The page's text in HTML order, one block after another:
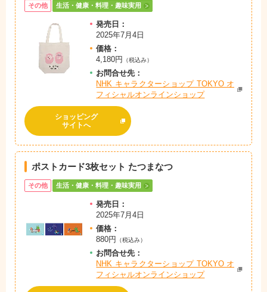
その他 生活・健康・料理・趣味実用
発売日：
2025年7月4日
価格：
4,180円
（税込み）
お問合せ先：
NHK キャラクターショップ TOKYO オ
フィシャルオンラインショップ
ショッピング
サイトへ
ポストカード3枚セット たつまなつ
その他 生活・健康・料理・趣味実用
発売日：
2025年7月4日
価格：
880円
（税込み）
お問合せ先：
NHK キャラクターショップ TOKYO オ
フィシャルオンラインショップ